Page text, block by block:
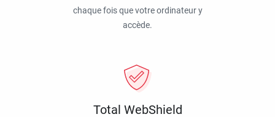
chaque fois que votre ordinateur y
accède.
Total WebShield